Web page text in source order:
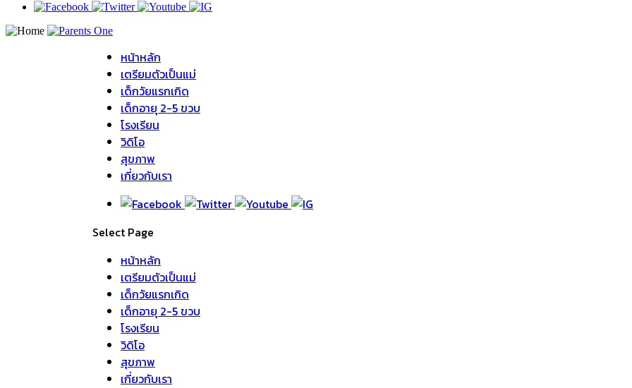
หน้าหลัก
เตรียมตัวเป็นแม่
เด็กวัยแรกเกิด
เด็กอายุ 2-5 ขวบ
โรงเรียน
วิดิโอ
สุขภาพ
เกี่ยวกับเรา
Select Page
หน้าหลัก
เตรียมตัวเป็นแม่
เด็กวัยแรกเกิด
เด็กอายุ 2-5 ขวบ
โรงเรียน
วิดิโอ
สุขภาพ
เกี่ยวกับเรา